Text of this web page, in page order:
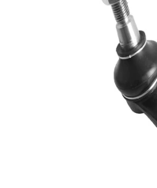
Articol
extins/
de extindere
filet 1
Numar